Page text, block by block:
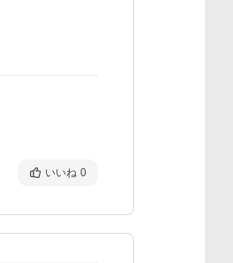
いいね 0